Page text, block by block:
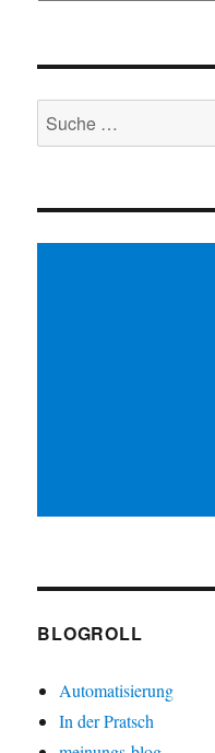
Suche
nach:
BLOGROLL
Automatisierung
In der Pratsch